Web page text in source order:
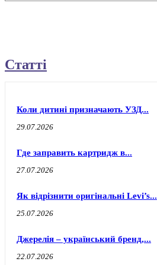
Статті
Коли дитині призначають УЗД...
29.07.2026
Где заправить картридж в...
27.07.2026
Як відрізнити оригінальні Levi’s...
25.07.2026
Джерелія – український бренд,...
22.07.2026